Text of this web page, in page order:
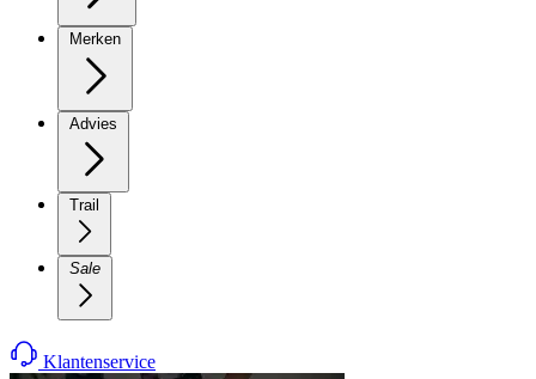
Merken
Advies
Trail
Sale
Klantenservice